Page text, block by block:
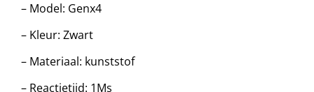
– Model: Genx4
– Kleur: Zwart
– Materiaal: kunststof
– Reactietijd: 1Ms